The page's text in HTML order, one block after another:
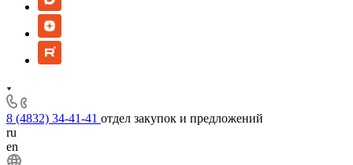
8 (4832) 34-41-41 отдел закупок и предложений
ru
en